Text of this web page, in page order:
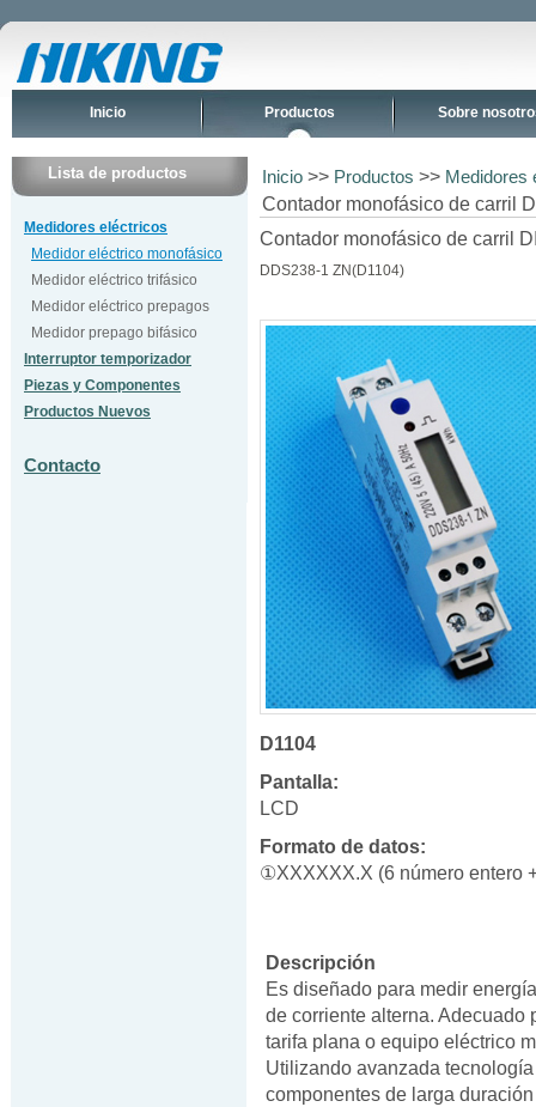
Inicio Productos Sobre
Lista de productos
Medidores eléctricos
Medidor eléctrico monofásico
Medidor eléctrico trifásico
Medidor eléctrico prepagos
Medidor prepago bifásico
Interruptor temporizador
Piezas y Componentes
Productos Nuevos
Contacto
Inicio >> Productos >> Medidores
Contador monofásico de carril
Contador monofásico de carril
DDS238-1 ZN(D1104)
D1104
Pantalla:
LCD
Formato de datos:
①XXXXXX.X (6 número entero
Descripción
Es diseñado para medir
de corriente alterna. Adecuado
tarifa plana o equipo eléctrico
Utilizando avanzada
componentes de larga